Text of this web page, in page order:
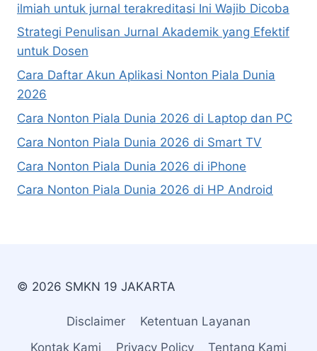
ilmiah untuk jurnal terakreditasi Ini Wajib Dicoba
Strategi Penulisan Jurnal Akademik yang Efektif
untuk Dosen
Cara Daftar Akun Aplikasi Nonton Piala Dunia
2026
Cara Nonton Piala Dunia 2026 di Laptop dan PC
Cara Nonton Piala Dunia 2026 di Smart TV
Cara Nonton Piala Dunia 2026 di iPhone
Cara Nonton Piala Dunia 2026 di HP Android
© 2026 SMKN 19 JAKARTA
Disclaimer
Ketentuan Layanan
Kontak Kami
Privacy Policy Tentang Kami